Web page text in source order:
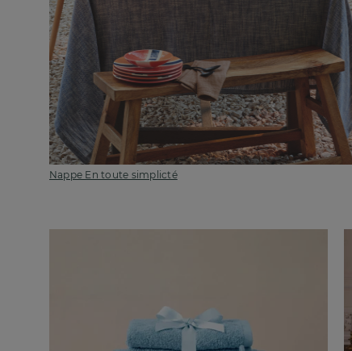
Nappe En toute simplicté